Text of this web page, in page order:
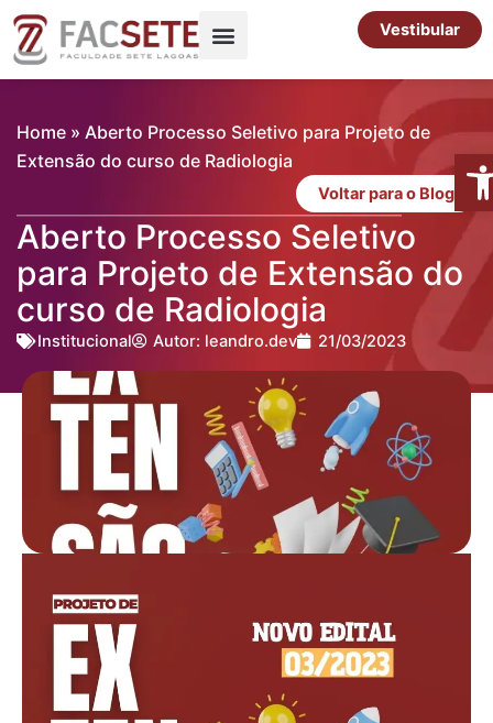
para
Vestibular
Home » Aberto Processo Seletivo para Projeto de
Extensão do curso de Radiologia
Voltar para o Blog
Aberto Processo Seletivo
para Projeto de Extensão do
curso de Radiologia
Institucional Autor: leandro.dev 21/03/2023